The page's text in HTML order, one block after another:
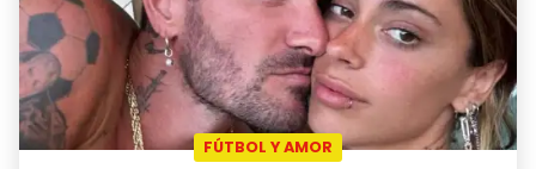
FÚTBOL Y AMOR